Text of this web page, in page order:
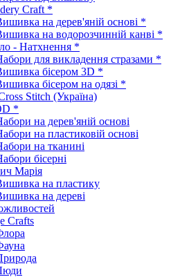
Craft *
на дерев'яній основі *
на водорозчинній канві *
- Натхнення *
для викладення стразами *
бісером 3D *
бісером на одязі *
Stitch (Україна)
*
на дерев'яній основі
на пластиковій основі
на тканині
бісерні
Марія
на пластику
на дереві
Crafts